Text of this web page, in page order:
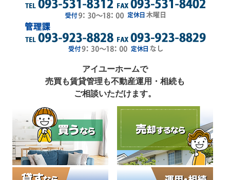
アイユーホームで
売買も賃貸管理も不動産運用・相続も
ご相談いただけます。